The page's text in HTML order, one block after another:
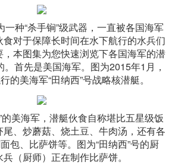
种“杀手锏”级武器，一直被各国海军
对于保障长时间在水下航行的水兵们
本图集为您快速浏览下各国海军的潜
首先是美国海军。图为2015年1月，
的美海军“田纳西”号战略核潜艇。
的美海军，潜艇伙食自称堪比五星级饭
、炒蘑菇、烧土豆、牛肉汤，还有各
包、比萨饼等。图为“田纳西”号的厨
（厨师）正在制作比萨饼。